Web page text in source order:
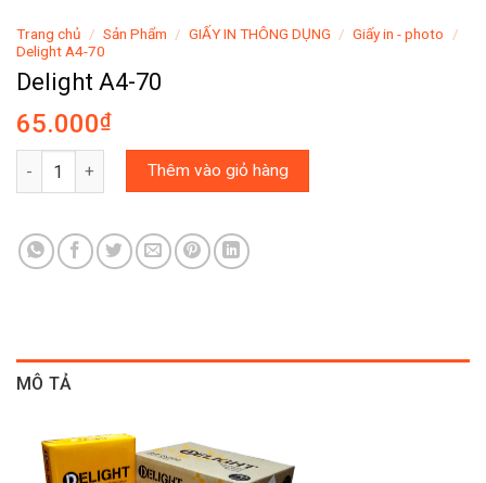
Trang chủ / Sản Phẩm / GIẤY IN THÔNG DỤNG / Giấy in - photo
/
Delight A4-70
Delight A4-70
65.000₫
Delight A4-70 số lượngThêm vào giỏ hàng
MÔ TẢ